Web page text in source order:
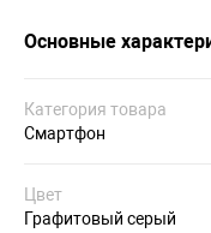
Основные
Категория товара
Смартфон
Цвет
Графитовый серый